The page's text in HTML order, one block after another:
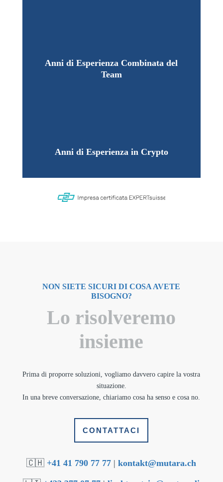
Anni di Esperienza Combinata del
Team
Anni di Esperienza in Crypto
NON SIETE SICURI DI COSA AVETE
BISOGNO?
Lo risolveremo
insieme
Prima di proporre soluzioni, vogliamo davvero capire la vostra
situazione.
In una breve conversazione, chiariamo cosa ha senso e cosa no.
CONTATTACI
🇨🇭 +41 41 790 77 77 |kontakt@mutara.ch